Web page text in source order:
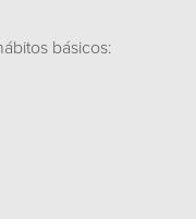
básicos: